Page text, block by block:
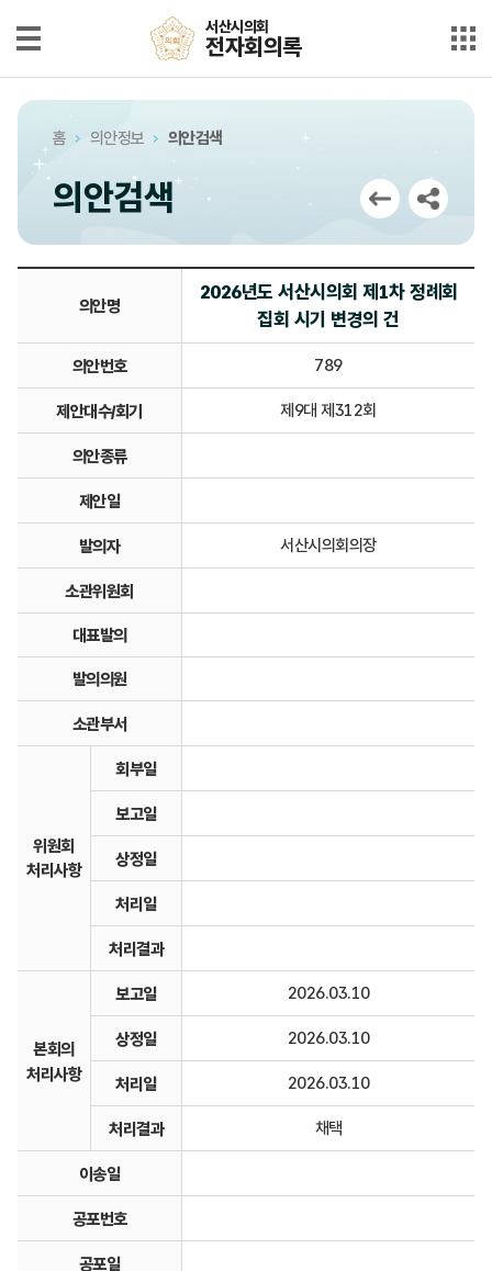
서산시의회
전자회의록
최근회의록
단순검색
상세검색
부록검색
시정질문
5분자유발언
의안정보
서산시의회
전자회의록
홈 의안정보 의안검색
의안검색
의안명
2026년도 서산시의회 제1차 정례회
집회 시기 변경의 건
의안번호 789
제안대수/회기 제9대 제312회
의안종류
제안일
발의자 서산시의회의장
소관위원회
대표발의
발의의원
소관부서
위원회
처리사항
회부일
보고일
상정일
처리일
처리결과
본회의
처리사항
보고일 2026.03.10
상정일 2026.03.10
처리일 2026.03.10
처리결과 채택
이송일
공포번호
공포일